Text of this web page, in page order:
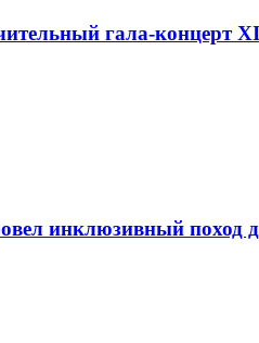
гала-концерт
инклюзивный поход